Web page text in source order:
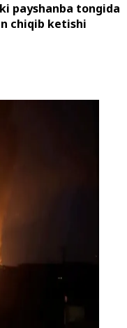
payshanba tongida
chiqib ketishi